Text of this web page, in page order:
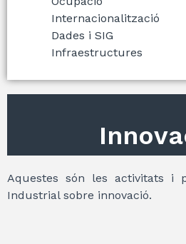
Internacionalització
Dades i SIG
Infraestructures
Aquestes són les activitats i
Industrial sobre innovació.